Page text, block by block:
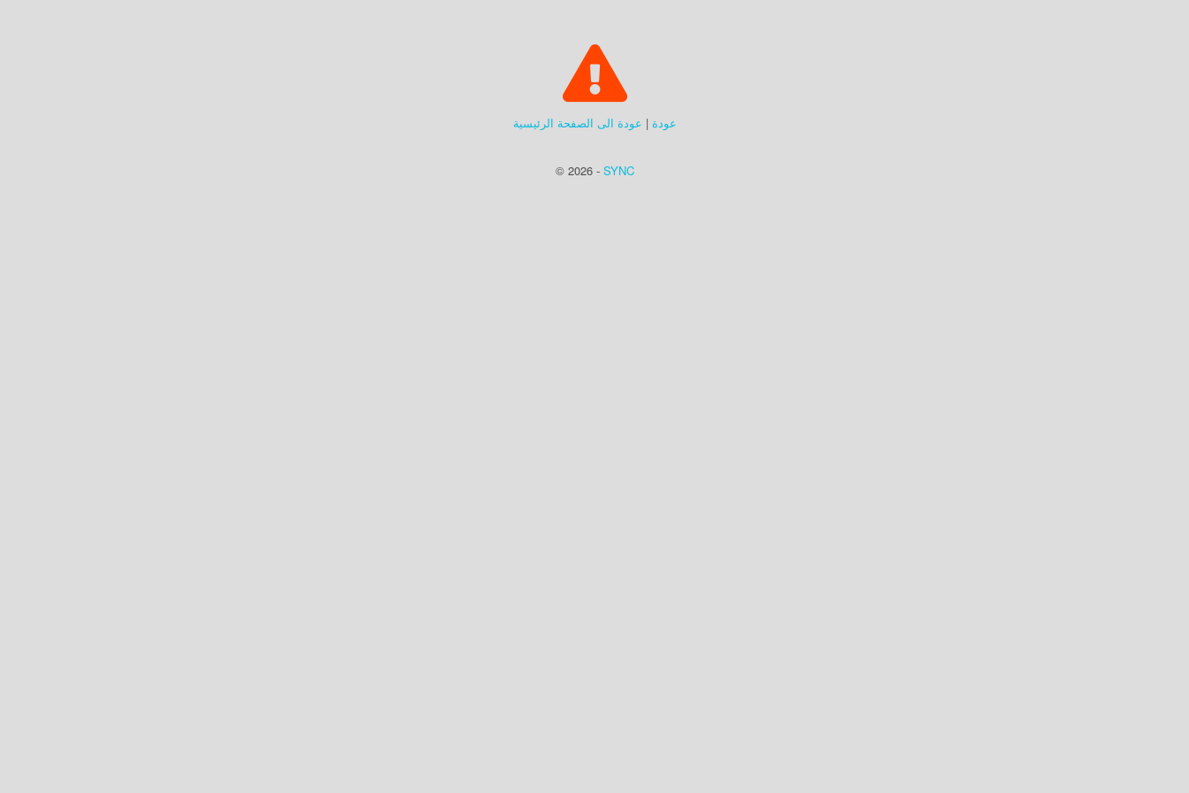
عودة | عودة الى الصفحة الرئيسية
© 2026 - SYNC